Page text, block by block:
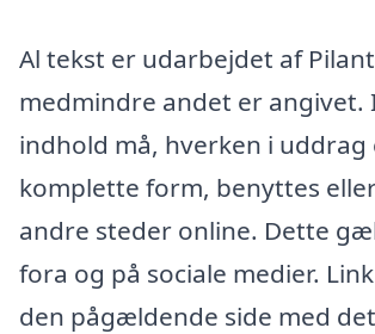
Al tekst er udarbejdet af
medmindre andet er angivet.
indhold må, hverken i uddrag
komplette form, benyttes
andre steder online. Dette
fora og på sociale medier.
den pågældende side med